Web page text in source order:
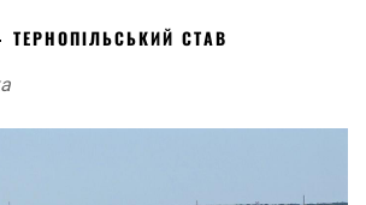
ТЕРНОПІЛЬСЬКИЙ СТАВ